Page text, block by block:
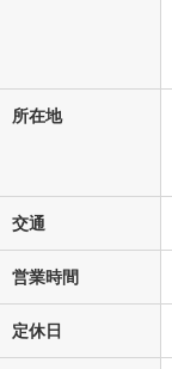
所在地
交通
営業時間
定休日